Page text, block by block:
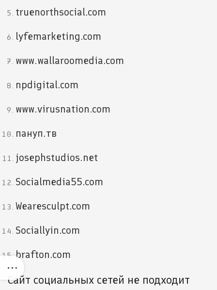
truenorthsocial.com
lyfemarketing.com
www.wallaroomedia.com
npdigital.com
www.virusnation.com
пануп.тв
josephstudios.net
Socialmedia55.com
Wearesculpt.com
Sociallyin.com
brafton.com
Сайт социальных сетей не подходит